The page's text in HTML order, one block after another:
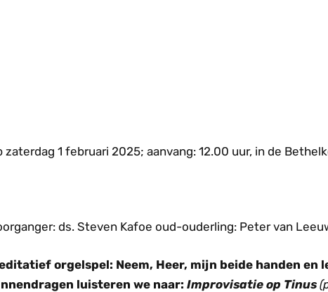
zaterdag 1 februari 2025; aanvang: 12.00 uur, in de
ds. Steven Kafoe oud-ouderling: Peter van
orgelspel: Neem, Heer, mijn beide handen en
luisteren we naar: Improvisatie op Tinus